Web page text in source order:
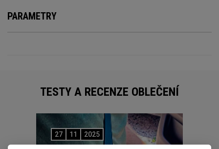
PARAMETRY
TESTY A RECENZE OBLEČENÍ
27 11 2025